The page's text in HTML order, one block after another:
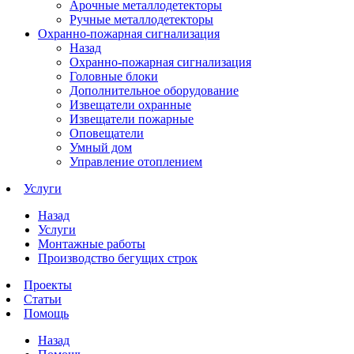
Арочные металлодетекторы
Ручные металлодетекторы
Охранно-пожарная сигнализация
Назад
Охранно-пожарная сигнализация
Головные блоки
Дополнительное оборудование
Извещатели охранные
Извещатели пожарные
Оповещатели
Умный дом
Управление отоплением
Услуги
Назад
Услуги
Монтажные работы
Производство бегущих строк
Проекты
Статьи
Помощь
Назад